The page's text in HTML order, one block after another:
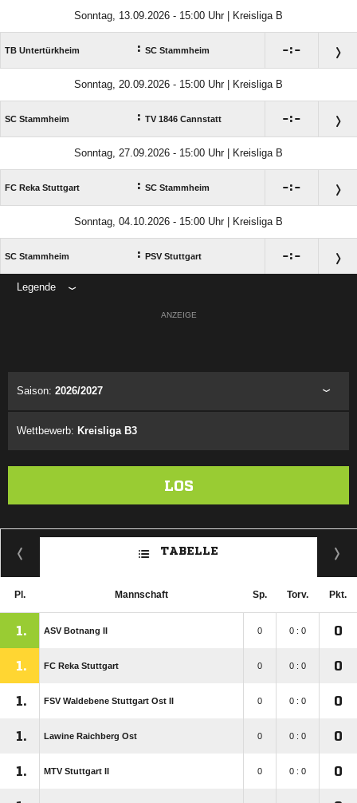
Sonntag, 13.09.2026 - 15:00 Uhr | Kreisliga B
TB Untertürkheim : SC Stammheim :
Sonntag, 20.09.2026 - 15:00 Uhr | Kreisliga B
SC Stammheim : TV 1846 Cannstatt :
Sonntag, 27.09.2026 - 15:00 Uhr | Kreisliga B
FC Reka Stuttgart : SC Stammheim :
Sonntag, 04.10.2026 - 15:00 Uhr | Kreisliga B
SC Stammheim : PSV Stuttgart :
Legende
ANZEIGE
Saison: 2026/2027
Wettbewerb: Kreisliga B3
LOS
TABELLE
Pl. Mannschaft Sp. Torv. Pkt.
1. ASV Botnang II 0 0 : 0 0
1. FC Reka Stuttgart 0 0 : 0 0
1. FSV Waldebene Stuttgart Ost II 0 0 : 0 0
1. Lawine Raichberg Ost 0 0 : 0 0
1. MTV Stuttgart II 0 0 : 0 0